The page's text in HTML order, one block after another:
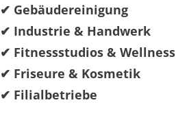
✔ Gebäudereinigung
✔ Industrie & Handwerk
✔ Fitnessstudios & Wellness
✔ Friseure & Kosmetik
✔ Filialbetriebe